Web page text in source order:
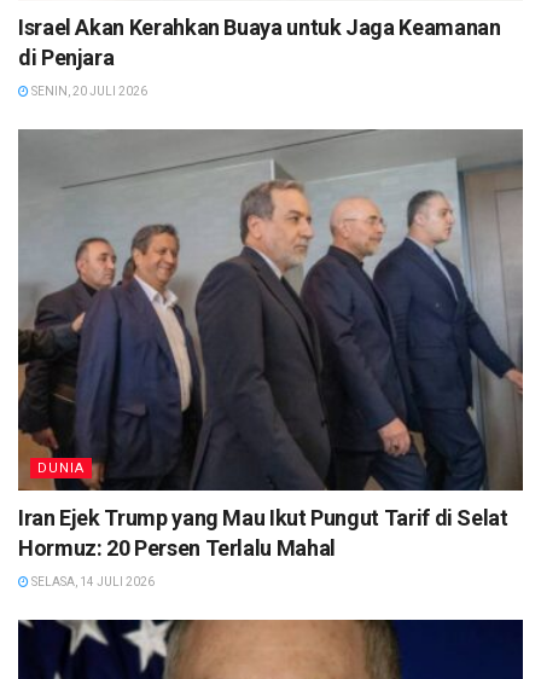
Israel Akan Kerahkan Buaya untuk Jaga Keamanan
di Penjara
SENIN, 20 JULI 2026
DUNIA
Iran Ejek Trump yang Mau Ikut Pungut Tarif di Selat
Hormuz: 20 Persen Terlalu Mahal
SELASA, 14 JULI 2026